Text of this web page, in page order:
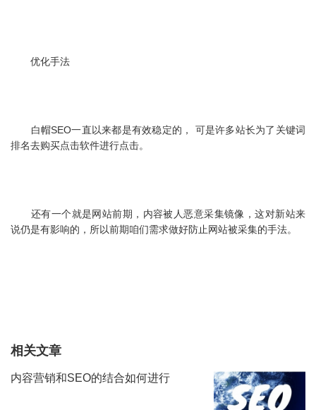
优化手法
白帽SEO一直以来都是有效稳定的， 可是许多站长为了关键词
排名去购买点击软件进行点击。
还有一个就是网站前期，内容被人恶意采集镜像，这对新站来
说仍是有影响的，所以前期咱们需求做好防止网站被采集的手法。
相关文章
内容营销和SEO的结合如何进行